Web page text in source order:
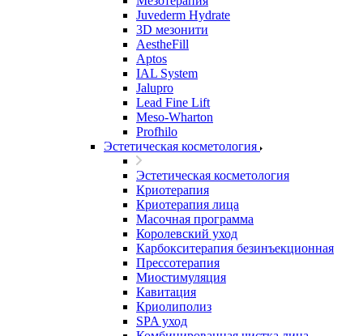
Juvederm Hydrate
3D мезонити
AestheFill
Aptos
IAL System
Jalupro
Lead Fine Lift
Meso-Wharton
Profhilo
Эстетическая косметология
Эстетическая косметология
Криотерапия
Криотерапия лица
Масочная программа
Королевский уход
Карбокситерапия безинъекционная
Прессотерапия
Миостимуляция
Кавитация
Криолиполиз
SPA уход